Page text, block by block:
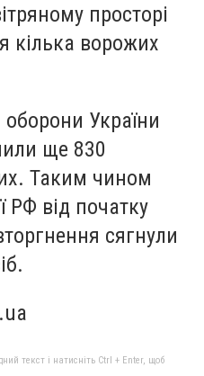
просторі
кілька ворожих
України
ще 830
Таким чином
РФ від початку
сягнули
текст і натисніть Ctrl + Enter, щоб